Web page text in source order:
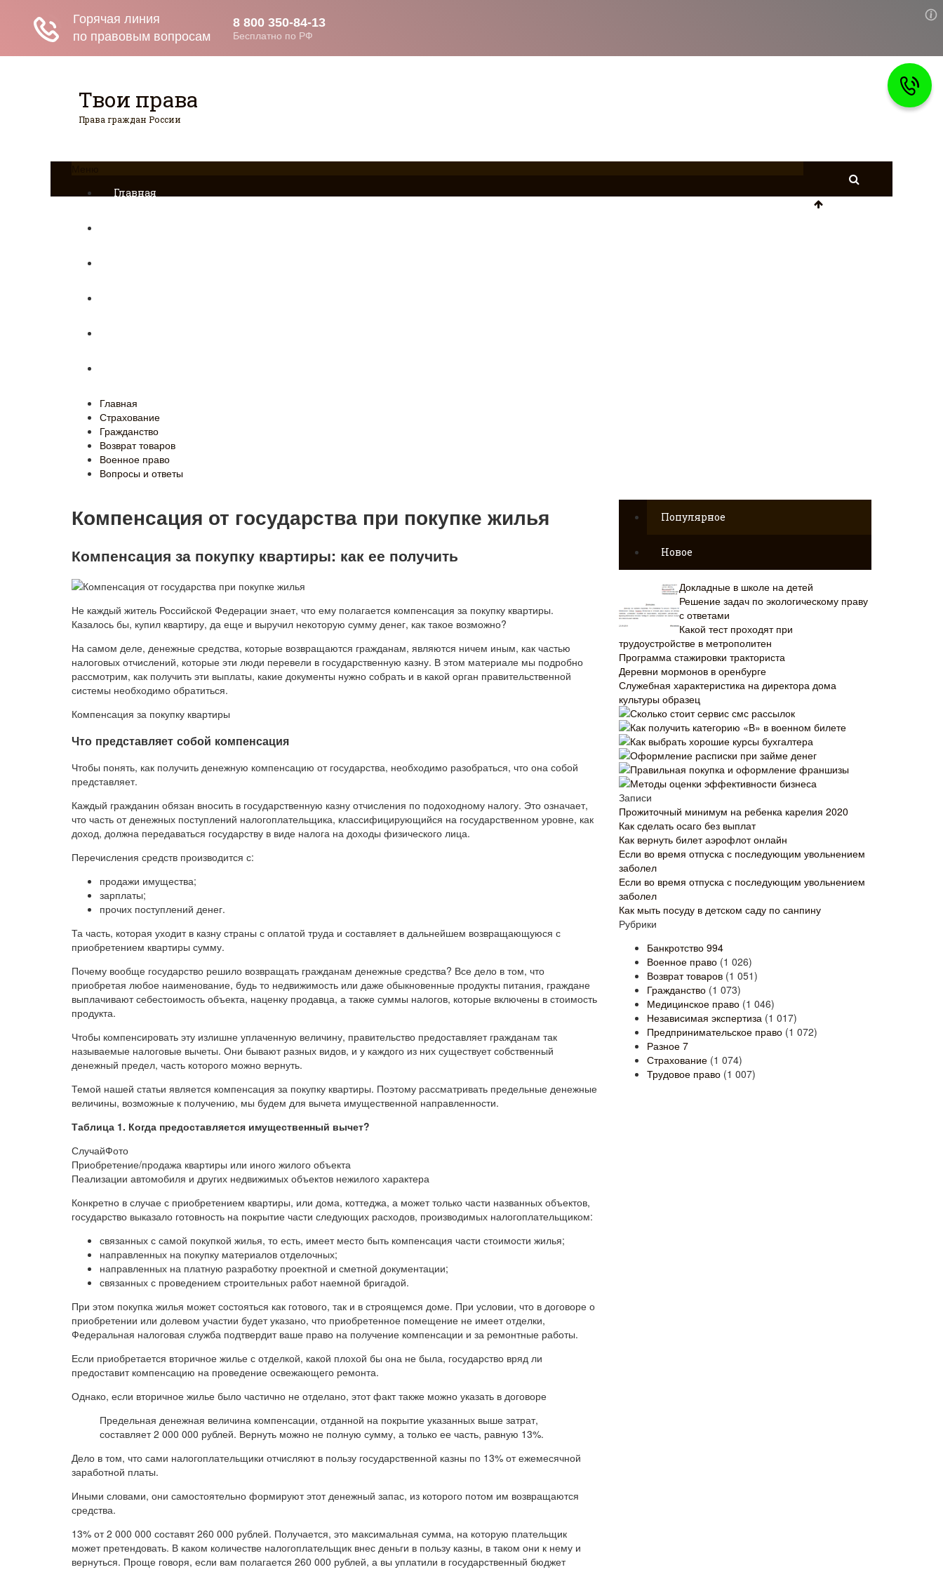
Твои права
Права граждан России
Главная
Главная
Страхование
Гражданство
Возврат товаров
Военное право
Вопросы и ответы
Компенсация от государства при покупке жилья
Компенсация за покупку квартиры: как ее получить
Не каждый житель Российской Федерации знает, что ему полагается компенсация за покупку квартиры.
Казалось бы, купил квартиру, да еще и выручил некоторую сумму денег, как такое возможно?
На самом деле, денежные средства, которые возвращаются гражданам, являются ничем иным, как частью
налоговых отчислений, которые эти люди перевели в государственную казну. В этом материале мы подробно
рассмотрим, как получить эти выплаты, какие документы нужно собрать и в какой орган правительственной
системы необходимо обратиться.
Компенсация за покупку квартиры
Что представляет собой компенсация
Чтобы понять, как получить денежную компенсацию от государства, необходимо разобраться, что она собой
представляет.
Каждый гражданин обязан вносить в государственную казну отчисления по подоходному налогу. Это означает,
что часть от денежных поступлений налогоплательщика, классифицирующийся на государственном уровне, как
доход, должна передаваться государству в виде налога на доходы физического лица.
Перечисления средств производится с:
продажи имущества;
зарплаты;
прочих поступлений денег.
Та часть, которая уходит в казну страны с оплатой труда и составляет в дальнейшем возвращающуюся с
приобретением квартиры сумму.
Почему вообще государство решило возвращать гражданам денежные средства? Все дело в том, что
приобретая любое наименование, будь то недвижимость или даже обыкновенные продукты питания, граждане
выплачивают себестоимость объекта, наценку продавца, а также суммы налогов, которые включены в стоимость
продукта.
Чтобы компенсировать эту излишне уплаченную величину, правительство предоставляет гражданам так
называемые налоговые вычеты. Они бывают разных видов, и у каждого из них существует собственный
денежный предел, часть которого можно вернуть.
Темой нашей статьи является компенсация за покупку квартиры. Поэтому рассматривать предельные денежные
величины, возможные к получению, мы будем для вычета имущественной направленности.
Таблица 1. Когда предоставляется имущественный вычет?
СлучайФото
Приобретение/продажа квартиры или иного жилого объекта
Пеализации автомобиля и других недвижимых объектов нежилого характера
Конкретно в случае с приобретением квартиры, или дома, коттеджа, а может только части названных объектов,
государство выказало готовность на покрытие части следующих расходов, производимых налогоплательщиком:
связанных с самой покупкой жилья, то есть, имеет место быть компенсация части стоимости жилья;
направленных на покупку материалов отделочных;
направленных на платную разработку проектной и сметной документации;
связанных с проведением строительных работ наемной бригадой.
При этом покупка жилья может состояться как готового, так и в строящемся доме. При условии, что в договоре о
приобретении или долевом участии будет указано, что приобретенное помещение не имеет отделки,
Федеральная налоговая служба подтвердит ваше право на получение компенсации и за ремонтные работы.
Если приобретается вторичное жилье с отделкой, какой плохой бы она не была, государство вряд ли
предоставит компенсацию на проведение освежающего ремонта.
Однако, если вторичное жилье было частично не отделано, этот факт также можно указать в договоре
Предельная денежная величина компенсации, отданной на покрытие указанных выше затрат,
составляет 2 000 000 рублей. Вернуть можно не полную сумму, а только ее часть, равную 13%.
Дело в том, что сами налогоплательщики отчисляют в пользу государственной казны по 13% от ежемесячной
заработной платы.
Иными словами, они самостоятельно формируют этот денежный запас, из которого потом им возвращаются
средства.
13% от 2 000 000 составят 260 000 рублей. Получается, это максимальная сумма, на которую плательщик
может претендовать. В каком количестве налогоплательщик внес деньги в пользу казны, в таком они к нему и
вернуться. Проще говоря, если вам полагается 260 000 рублей, а вы уплатили в государственный бюджет
Популярное
Новое
Докладные в школе на детей
Решение задач по экологическому праву
с ответами
Какой тест проходят при
трудоустройстве в метрополитен
Программа стажировки тракториста
Деревни мормонов в оренбурге
Служебная характеристика на директора дома
культуры образец
Сколько стоит сервис смс рассылок
Как получить категорию «В» в военном билете
Как выбрать хорошие курсы бухгалтера
Оформление расписки при займе денег
Правильная покупка и оформление франшизы
Методы оценки эффективности бизнеса
Записи
Прожиточный минимум на ребенка карелия 2020
Как сделать осаго без выплат
Как вернуть билет аэрофлот онлайн
Если во время отпуска с последующим увольнением
заболел
Если во время отпуска с последующим увольнением
заболел
Как мыть посуду в детском саду по санпину
Рубрики
Банкротство 994
Военное право (1 026)
Возврат товаров (1 051)
Гражданство (1 073)
Медицинское право (1 046)
Независимая экспертиза (1 017)
Предпринимательское право (1 072)
Разное 7
Страхование (1 074)
Трудовое право (1 007)